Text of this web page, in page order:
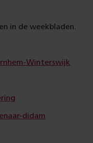
in de weekbladen.
Winterswijk
didam